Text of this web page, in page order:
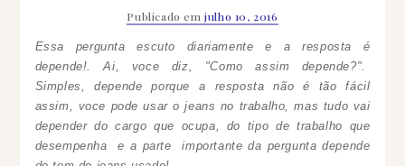
Publicado emjulho 10, 2016
Essa pergunta escuto diariamente e a resposta é
depende!. Ai, voce diz, "Como assim depende?".
Simples, depende porque a resposta não é tão fácil
assim, voce pode usar o jeans no trabalho, mas tudo vai
depender do cargo que ocupa, do tipo de trabalho que
desempenha e a parte importante da pergunta depende